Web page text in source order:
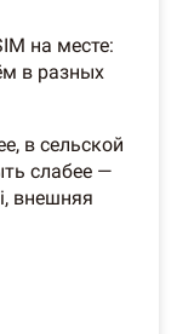
на месте:
в разных
в сельской
слабее —
внешняя